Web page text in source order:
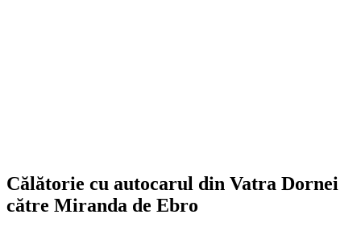
Călătorie cu autocarul din Vatra Dornei
către Miranda de Ebro